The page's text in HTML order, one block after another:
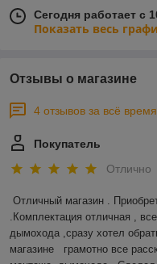
Сегодня работает с
Показать весь
Отзывы о магазине
4 отзывов за всё время
Покупатель
Отлично
Отличный магазин .
.Комплектация отличная ,
дымохода ,сразу хотел
магазине   грамотно все